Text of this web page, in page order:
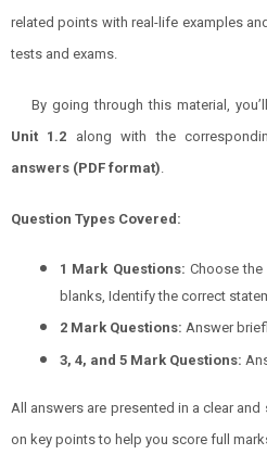
related points with real-life examples
tests and exams.
By going through this material,
Unit 1.2 along with the
answers (PDF format)
Question Types Covered:
1 Mark Questions: Choose
blanks, Identify the correct
2 Mark Questions: Answer
3, 4, and 5 Mark Questions:
All answers are presented in a clear
on key points to help you score full